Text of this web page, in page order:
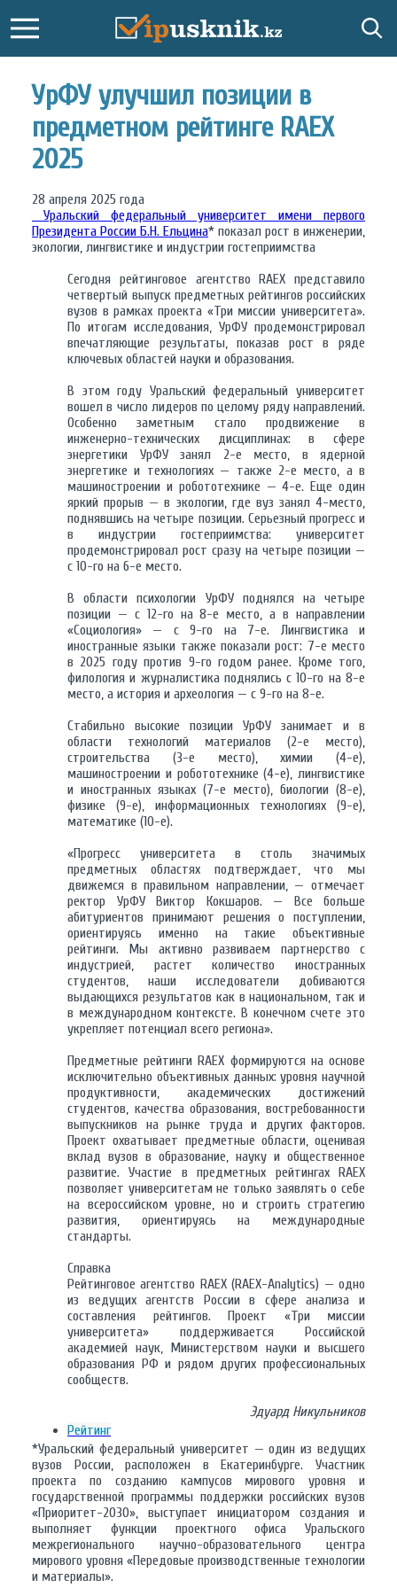
УрФУ улучшил позиции в
предметном рейтинге RAEX
2025
28 апреля 2025 года
Уральский федеральный университет имени первого
Президента России Б.Н. Ельцина* показал рост в инженерии,
экологии, лингвистике и индустрии гостеприимства
Сегодня рейтинговое агентство RAEX представило
четвертый выпуск предметных рейтингов российских
вузов в рамках проекта «Три миссии университета».
По итогам исследования, УрФУ продемонстрировал
впечатляющие результаты, показав рост в ряде
ключевых областей науки и образования.
В этом году Уральский федеральный университет
вошел в число лидеров по целому ряду направлений.
Особенно заметным стало продвижение в
инженерно-технических дисциплинах: в сфере
энергетики УрФУ занял 2-е место, в ядерной
энергетике и технологиях — также 2-е место, а в
машиностроении и робототехнике — 4-е. Еще один
яркий прорыв — в экологии, где вуз занял 4-место,
поднявшись на четыре позиции. Серьезный прогресс и
в индустрии гостеприимства: университет
продемонстрировал рост сразу на четыре позиции —
с 10-го на 6-е место.
В области психологии УрФУ поднялся на четыре
позиции — с 12-го на 8-е место, а в направлении
«Социология» — с 9-го на 7-е. Лингвистика и
иностранные языки также показали рост: 7-е место
в 2025 году против 9-го годом ранее. Кроме того,
филология и журналистика поднялись с 10-го на 8-е
место, а история и археология — с 9-го на 8-е.
Стабильно высокие позиции УрФУ занимает и в
области технологий материалов (2-е место),
строительства (3-е место), химии (4-е),
машиностроении и робототехнике (4-е), лингвистике
и иностранных языках (7-е место), биологии (8-е),
физике (9-е), информационных технологиях (9-е),
математике (10-е).
«Прогресс университета в столь значимых
предметных областях подтверждает, что мы
движемся в правильном направлении, — отмечает
ректор УрФУ Виктор Кокшаров. — Все больше
абитуриентов принимают решения о поступлении,
ориентируясь именно на такие объективные
рейтинги. Мы активно развиваем партнерство с
индустрией, растет количество иностранных
студентов, наши исследователи добиваются
выдающихся результатов как в национальном, так и
в международном контексте. В конечном счете это
укрепляет потенциал всего региона».
Предметные рейтинги RAEX формируются на основе
исключительно объективных данных: уровня научной
продуктивности, академических достижений
студентов, качества образования, востребованности
выпускников на рынке труда и других факторов.
Проект охватывает предметные области, оценивая
вклад вузов в образование, науку и общественное
развитие. Участие в предметных рейтингах RAEX
позволяет университетам не только заявлять о себе
на всероссийском уровне, но и строить стратегию
развития, ориентируясь на международные
стандарты.
Справка
Рейтинговое агентство RAEX (RAEX-Analytics) — одно
из ведущих агентств России в сфере анализа и
составления рейтингов. Проект «Три миссии
университета» поддерживается Российской
академией наук, Министерством науки и высшего
образования РФ и рядом других профессиональных
сообществ.
Эдуард Никульников
Рейтинг
*Уральский федеральный университет — один из ведущих
вузов России, расположен в Екатеринбурге. Участник
проекта по созданию кампусов мирового уровня и
государственной программы поддержки российских вузов
«Приоритет-2030», выступает инициатором создания и
выполняет функции проектного офиса Уральского
межрегионального научно-образовательного центра
мирового уровня «Передовые производственные технологии
и материалы».